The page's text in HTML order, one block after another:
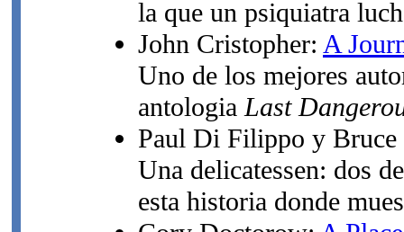
la que un psiquiatra
John Cristopher: A
Uno de los mejores
antologiaLast
Paul Di Filippo y
Una delicatessen: dos
esta historia donde